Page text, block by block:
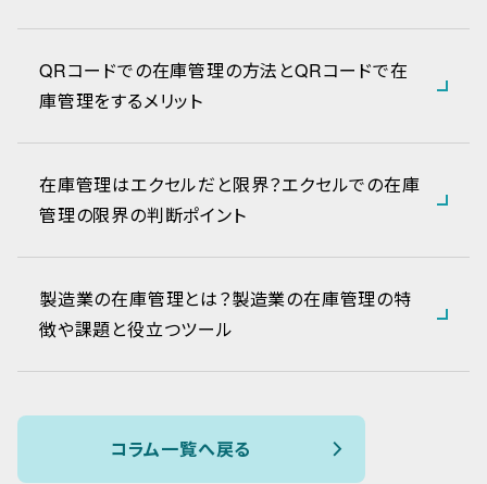
QRコードでの在庫管理の方法とQRコードで在
庫管理をするメリット
在庫管理はエクセルだと限界？エクセルでの在庫
管理の限界の判断ポイント
製造業の在庫管理とは？製造業の在庫管理の特
徴や課題と役立つツール
コラム一覧へ戻る